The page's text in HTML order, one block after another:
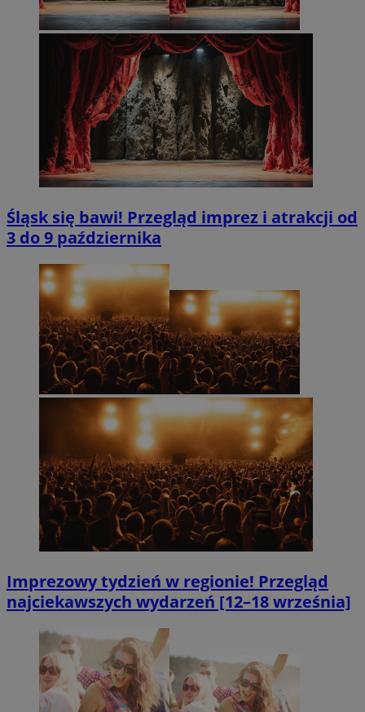
Śląsk się bawi! Przegląd imprez i atrakcji od
3 do 9 października
Imprezowy tydzień w regionie! Przegląd
najciekawszych wydarzeń [12–18 września]